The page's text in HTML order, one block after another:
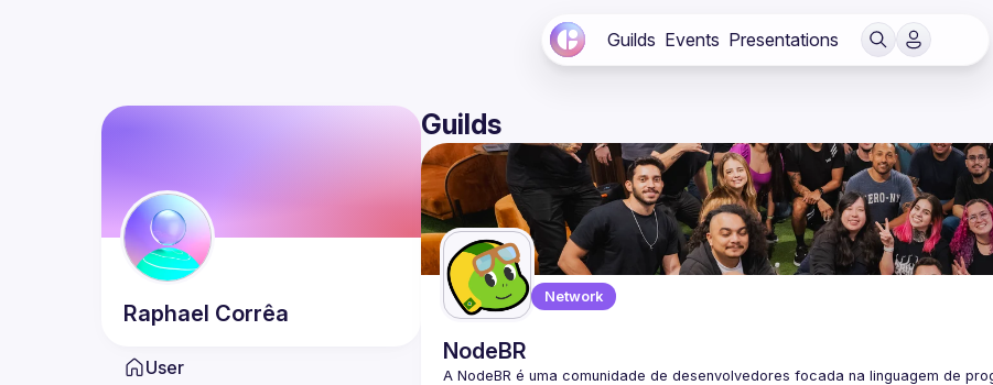
Guilds Events Presentations
Raphael Corrêa
User
Guilds
Network
NodeBR
A NodeBR é uma comunidade de desenvolvedores focada na linguagem de